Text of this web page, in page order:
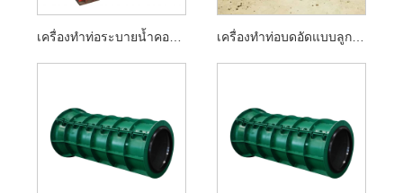
เครื่องทำท่อระบายน้ำคอนกรีต